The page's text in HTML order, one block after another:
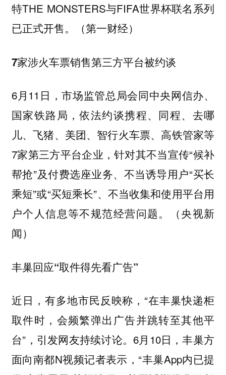
特THE MONSTERS与FIFA世界杯联名系列
已正式开售。（第一财经）
7家涉火车票销售第三方平台被约谈
6月11日，市场监管总局会同中央网信办、
国家铁路局，依法约谈携程、同程、去哪
儿、飞猪、美团、智行火车票、高铁管家等
7家第三方平台企业，针对其不当宣传“候补
帮抢”及付费选座业务、不当诱导用户“买长
乘短”或“买短乘长”、不当收集和使用平台用
户个人信息等不规范经营问题。（央视新
闻）
丰巢回应“取件得先看广告”
近日，有多地市民反映称，“在丰巢快递柜
取件时，会频繁弹出广告并跳转至其他平
台”，引发网友持续讨论。6月10日，丰巢方
面向南都N视频记者表示，“丰巢App内已提